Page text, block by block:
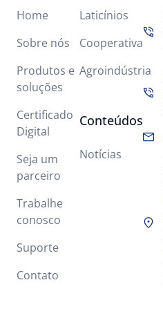
Home
Sobre nós
Produtos e
soluções
Certificado
Digital
Seja um
parceiro
Trabalhe
conosco
Suporte
Contato
Laticínios
Cooperativa
Agroindústria
Conteúdos
Notícias